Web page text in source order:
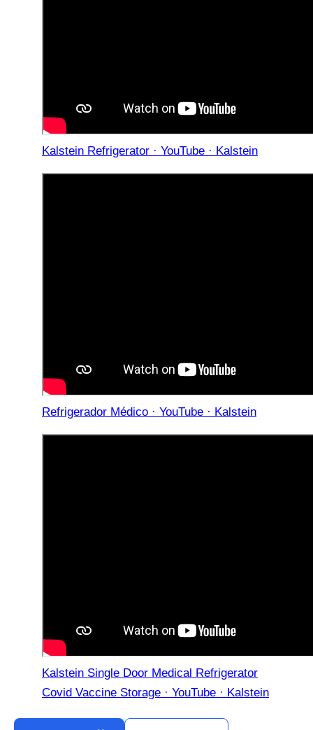
Kalstein Refrigerator · YouTube · Kalstein
Refrigerador Médico · YouTube · Kalstein
Kalstein Single Door Medical Refrigerator
Covid Vaccine Storage · YouTube · Kalstein